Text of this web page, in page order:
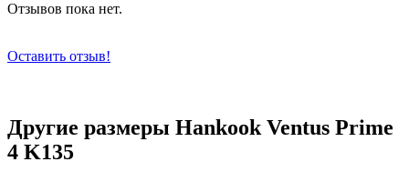
Отзывов пока нет.
Оставить отзыв!
Другие размеры Hankook Ventus Prime
4 K135